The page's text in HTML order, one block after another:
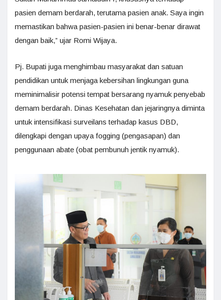
pasien demam berdarah, terutama pasien anak. Saya ingin
memastikan bahwa pasien-pasien ini benar-benar dirawat
dengan baik,” ujar Romi Wijaya.
Pj. Bupati juga menghimbau masyarakat dan satuan
pendidikan untuk menjaga kebersihan lingkungan guna
meminimalisir potensi tempat bersarang nyamuk penyebab
demam berdarah. Dinas Kesehatan dan jejaringnya diminta
untuk intensifikasi surveilans terhadap kasus DBD,
dilengkapi dengan upaya fogging (pengasapan) dan
penggunaan abate (obat pembunuh jentik nyamuk).